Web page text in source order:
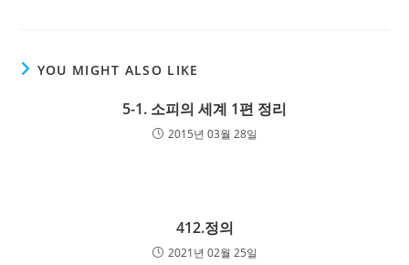
YOU MIGHT ALSO LIKE
5-1. 소피의 세계 1편 정리
2015년 03월 28일
412.정의
2021년 02월 25일